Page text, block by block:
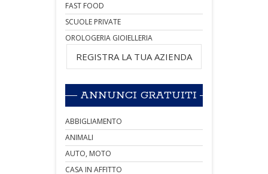
FAST FOOD
SCUOLE PRIVATE
OROLOGERIA GIOIELLERIA
REGISTRA LA TUA AZIENDA
ANNUNCI GRATUITI
ABBIGLIAMENTO
ANIMALI
AUTO, MOTO
CASA IN AFFITTO